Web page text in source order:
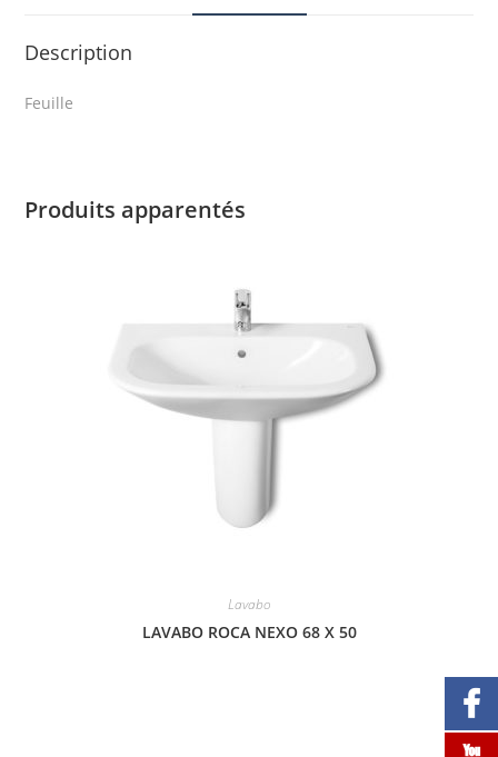
Description
Feuille
Produits apparentés
Lavabo
LAVABO ROCA NEXO 68 X 50